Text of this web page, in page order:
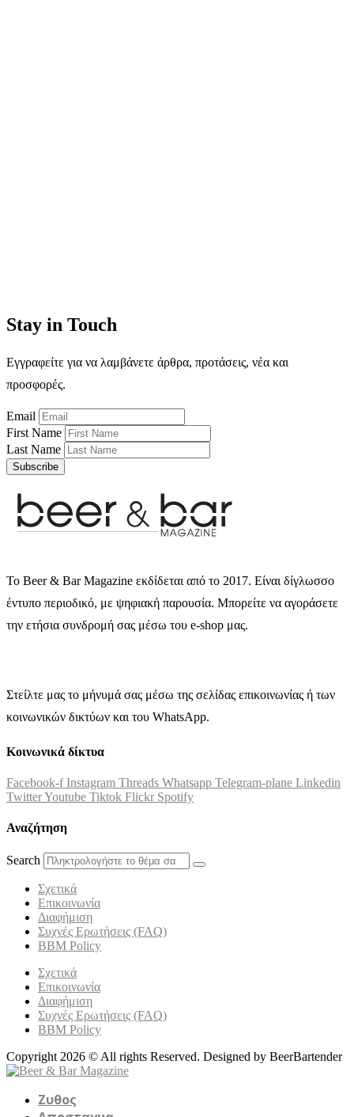
Stay in Touch
Εγγραφείτε για να λαμβάνετε άρθρα, προτάσεις, νέα και
προσφορές.
Email
First Name
Last Name
Subscribe
Το Beer & Bar Magazine εκδίδεται από το 2017. Είναι δίγλωσσο
έντυπο περιοδικό, με ψηφιακή παρουσία. Μπορείτε να αγοράσετε
την ετήσια συνδρομή σας μέσω του e-shop μας.
Στείλτε μας το μήνυμά σας μέσω της σελίδας επικοινωνίας ή των
κοινωνικών δικτύων και του WhatsApp.
Κοινωνικά δίκτυα
Facebook-f Instagram Threads Whatsapp Telegram-plane Linkedin
TwitterYoutube Tiktok Flickr Spotify
Αναζήτηση
Search
Σχετικά
Επικοινωνία
Διαφήμιση
Συχνές Ερωτήσεις (FAQ)
BBM Policy
Σχετικά
Επικοινωνία
Διαφήμιση
Συχνές Ερωτήσεις (FAQ)
BBM Policy
Copyright 2026 © All rights Reserved. Designed by BeerBartender
Ζυθος